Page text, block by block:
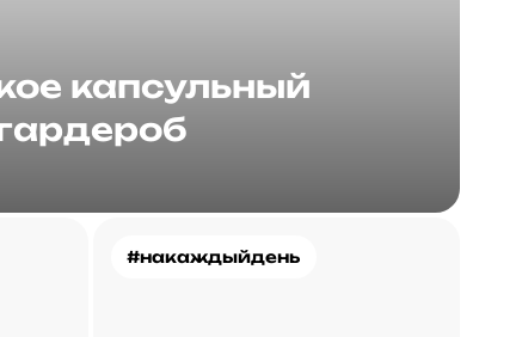
капсульный
#накаждыйдень